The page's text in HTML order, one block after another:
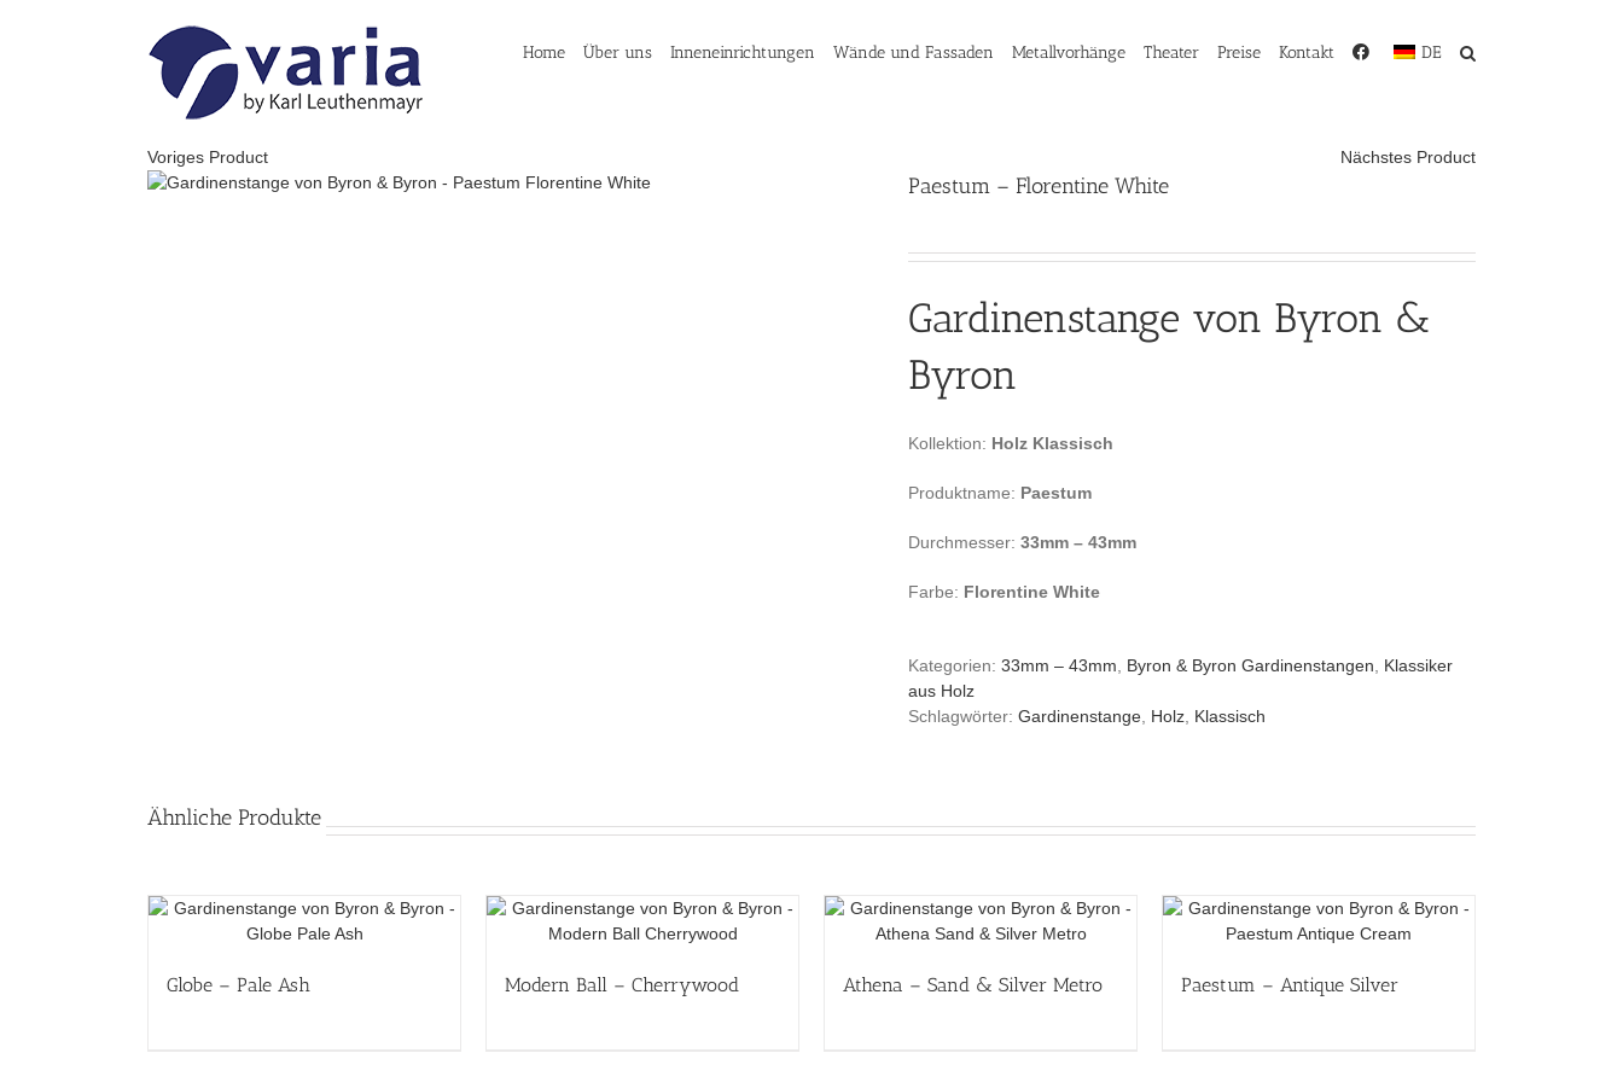
Home Über uns Inneneinrichtungen Wände und Fassaden Metallvorhänge Theater Preise Kontakt DE
Voriges Product Nächstes Product
Paestum – Florentine White
Gardinenstange von Byron &
Byron
Kollektion: Holz Klassisch
Produktname: Paestum
Durchmesser: 33mm – 43mm
Farbe: Florentine White
Kategorien: 33mm – 43mm Byron & Byron Gardinenstangen
Klassiker
aus Holz
Schlagwörter: Gardinenstange Holz Klassisch
Ähnliche Produkte
Globe – Pale Ash Modern Ball – Cherrywood Athena – Sand & Silver Metro Paestum – Antique Silver